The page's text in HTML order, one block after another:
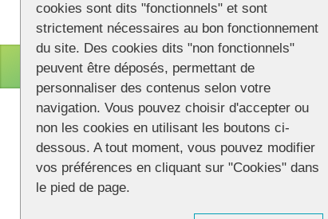
CONNECTION
cookies sont dits "fonctionnels" et sont
strictement nécessaires au bon fonctionnement
du site. Des cookies dits "non fonctionnels"
peuvent être déposés, permettant de
personnaliser des contenus selon votre
navigation. Vous pouvez choisir d'accepter ou
non les cookies en utilisant les boutons ci-
dessous. A tout moment, vous pouvez modifier
vos préférences en cliquant sur "Cookies" dans
le pied de page.